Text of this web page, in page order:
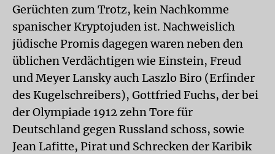
Gerüchten zum Trotz, kein Nachkomme
spanischer Kryptojuden ist. Nachweislich
jüdische Promis dagegen waren neben den
üblichen Verdächtigen wie Einstein, Freud
und Meyer Lansky auch Laszlo Biro (Erfinder
des Kugelschreibers), Gottfried Fuchs, der bei
der Olympiade 1912 zehn Tore für
Deutschland gegen Russland schoss, sowie
Jean Lafitte, Pirat und Schrecken der Karibik